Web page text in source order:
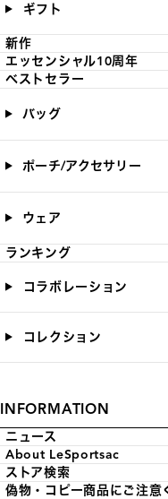
ギフト
新作
エッセンシャル10周年
ベストセラー
バッグ
ポーチ/アクセサリー
ウェア
ランキング
コラボレーション
コレクション
INFORMATION
ニュース
About LeSportsac
ストア検索
偽物・コピー商品にご注意